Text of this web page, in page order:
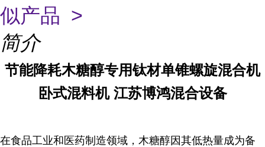
似产品 >
简介
节能降耗木糖醇专用钛材单锥螺旋混合机
卧式混料机 江苏博鸿混合设备
在食品工业和医药制造领域，木糖醇因其低热量成为备